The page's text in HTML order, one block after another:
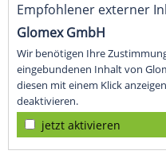
Empfohlener externer
Glomex GmbH
Wir benötigen Ihre
eingebundenen Inhalt von
diesen mit einem Klick
deaktivieren.
jetzt aktivieren